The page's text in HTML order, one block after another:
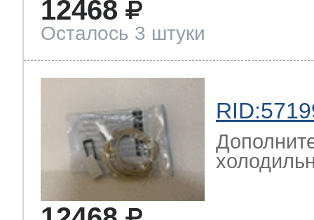
12468
Осталось 3 штуки